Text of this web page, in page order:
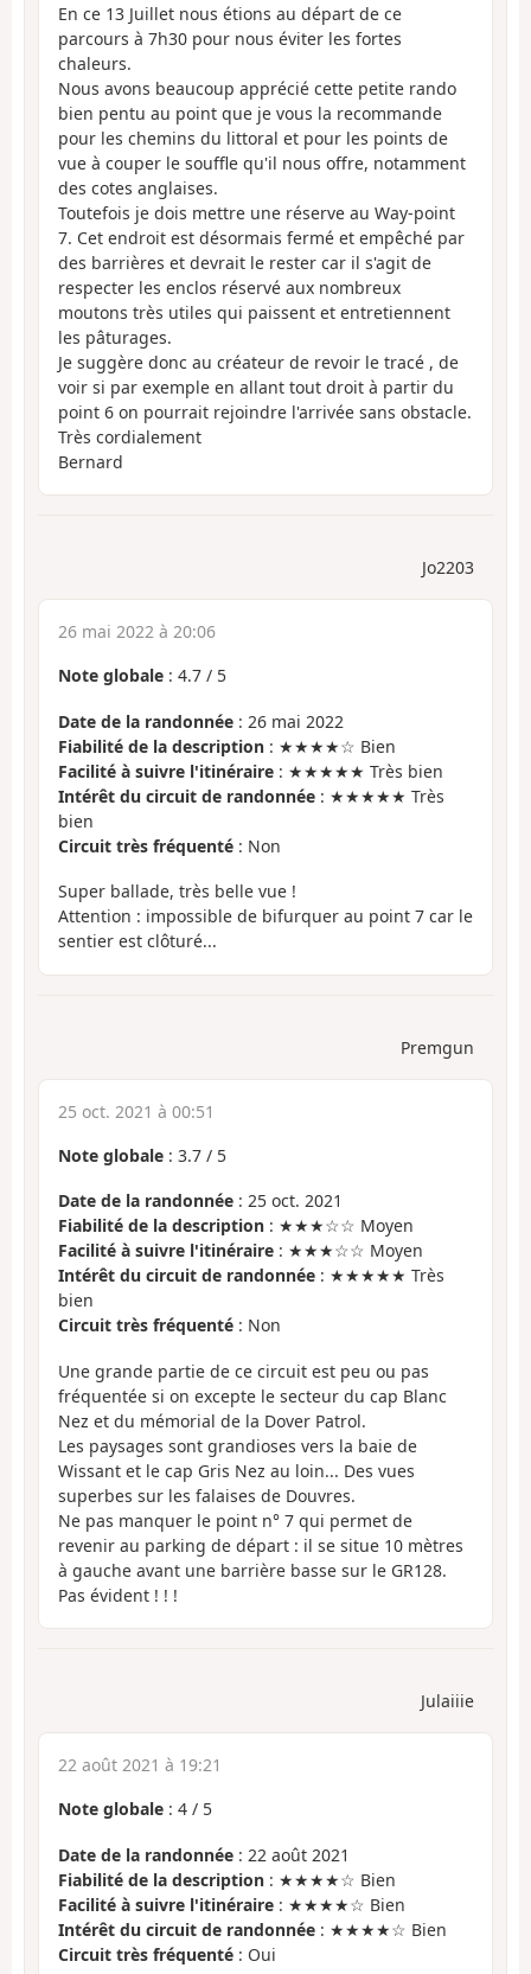
En ce 13 Juillet nous étions au départ de ce
parcours à 7h30 pour nous éviter les fortes
chaleurs.
Nous avons beaucoup apprécié cette petite rando
bien pentu au point que je vous la recommande
pour les chemins du littoral et pour les points de
vue à couper le souffle qu'il nous offre, notamment
des cotes anglaises.
Toutefois je dois mettre une réserve au Way-point
7. Cet endroit est désormais fermé et empêché par
des barrières et devrait le rester car il s'agit de
respecter les enclos réservé aux nombreux
moutons très utiles qui paissent et entretiennent
les pâturages.
Je suggère donc au créateur de revoir le tracé , de
voir si par exemple en allant tout droit à partir du
point 6 on pourrait rejoindre l'arrivée sans obstacle.
Très cordialement
Bernard
Jo2203
26 mai 2022 à 20:06
Note globale : 4.7 / 5
Date de la randonnée : 26 mai 2022
Fiabilité de la description : ★★★★☆ Bien
Facilité à suivre l'itinéraire : ★★★★★ Très bien
Intérêt du circuit de randonnée : ★★★★★ Très
bien
Circuit très fréquenté : Non
Super ballade, très belle vue !
Attention : impossible de bifurquer au point 7 car le
sentier est clôturé...
Premgun
25 oct. 2021 à 00:51
Note globale : 3.7 / 5
Date de la randonnée : 25 oct. 2021
Fiabilité de la description : ★★★☆☆ Moyen
Facilité à suivre l'itinéraire : ★★★☆☆ Moyen
Intérêt du circuit de randonnée : ★★★★★ Très
bien
Circuit très fréquenté : Non
Une grande partie de ce circuit est peu ou pas
fréquentée si on excepte le secteur du cap Blanc
Nez et du mémorial de la Dover Patrol.
Les paysages sont grandioses vers la baie de
Wissant et le cap Gris Nez au loin... Des vues
superbes sur les falaises de Douvres.
Ne pas manquer le point n° 7 qui permet de
revenir au parking de départ : il se situe 10 mètres
à gauche avant une barrière basse sur le GR128.
Pas évident ! ! !
Julaiiie
22 août 2021 à 19:21
Note globale : 4 / 5
Date de la randonnée : 22 août 2021
Fiabilité de la description : ★★★★☆ Bien
Facilité à suivre l'itinéraire : ★★★★☆ Bien
Intérêt du circuit de randonnée : ★★★★☆ Bien
Circuit très fréquenté : Oui